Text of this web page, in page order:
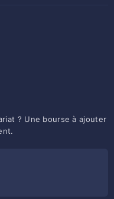
? Une bourse à ajouter